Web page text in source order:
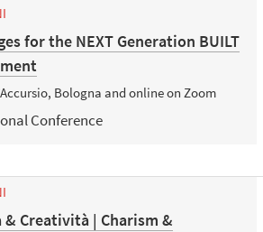
for the NEXT Generation BUILT
Bologna and online on Zoom
Conference
& Creatività | Charism &